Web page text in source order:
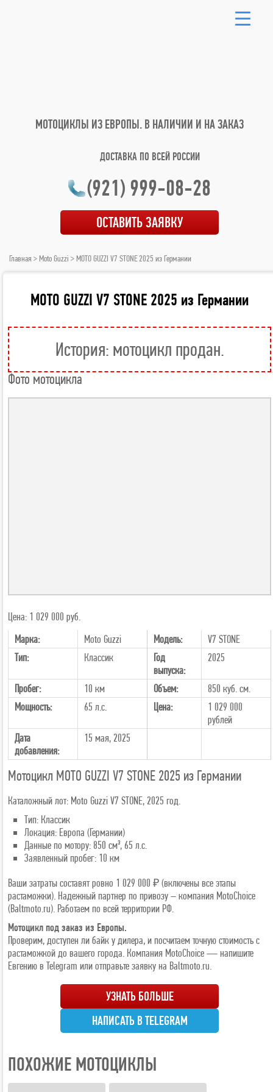
МОТОЦИКЛЫ ИЗ ЕВРОПЫ. В НАЛИЧИИ И НА ЗАКАЗ
ДОСТАВКА ПО ВСЕЙ РОССИИ
(921) 999-08-28
ОСТАВИТЬ ЗАЯВКУ
Главная > Moto Guzzi > MOTO GUZZI V7 STONE 2025 из Германии
MOTO GUZZI V7 STONE 2025 из Германии
История: мотоцикл продан.
Фото мотоцикла
Цена: 1 029 000 руб.
Марка:
Moto Guzzi Модель:
V7 STONE
Тип:
Классик
Год
выпуска:
2025
Пробег: 10 км Объем:
850 куб. см.
Мощность:
65 л.с. Цена:
1 029 000
рублей
Дата
добавления:
15 мая, 2025
Мотоцикл MOTO GUZZI V7 STONE 2025 из Германии
Каталожный лот: Moto Guzzi V7 STONE, 2025 год.
Тип: Классик
Локация: Европа (Германии)
Данные по мотору: 850 см³, 65 л.с.
Заявленный пробег: 10 км
Ваши затраты составят ровно 1 029 000 ₽ (включены все этапы
растаможки). Надежный партнер по привозу – компания MotoChoice
(Baltmoto.ru). Работаем по всей территории РФ.
Мотоцикл под заказ из Европы.
Проверим, доступен ли байк у дилера, и посчитаем точную стоимость с
растаможкой до вашего города. Компания MotoChoice — напишите
Евгению в Telegram или отправьте заявку на Baltmoto.ru.
УЗНАТЬ БОЛЬШЕ
НАПИСАТЬ В TELEGRAM
ПОХОЖИЕ МОТОЦИКЛЫ